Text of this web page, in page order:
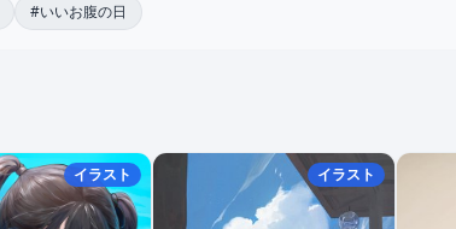
#いいお腹の日
イラスト イラスト